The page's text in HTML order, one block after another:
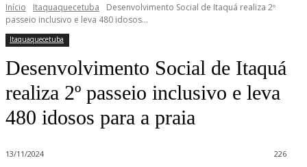
Início Itaquaquecetuba
Desenvolvimento Social de Itaquá realiza 2º
passeio inclusivo e leva 480 idosos...
Itaquaquecetuba
Desenvolvimento Social de Itaquá
realiza 2º passeio inclusivo e leva
480 idosos para a praia
13/11/2024 226